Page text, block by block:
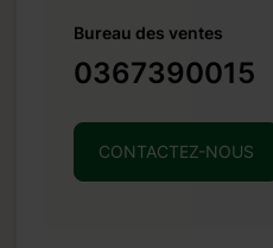
Bureau des ventes
0367390015
CONTACTEZ-NOUS